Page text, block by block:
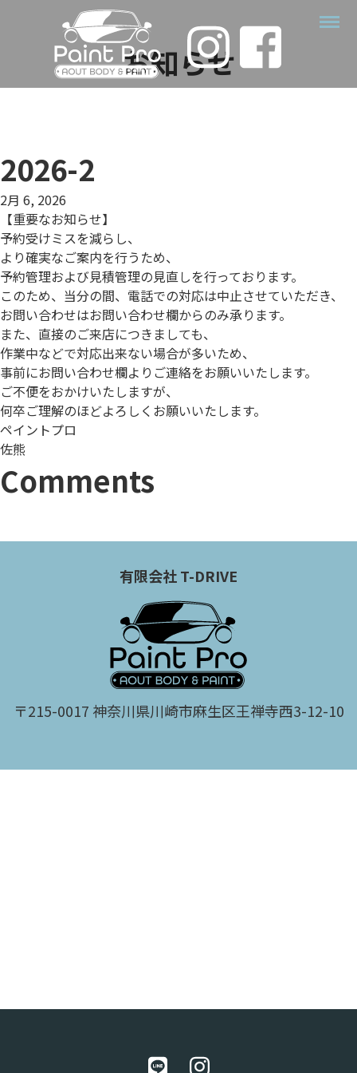
お知らせ
2026-2
2月 6, 2026
【重要なお知らせ】
予約受けミスを減らし、
より確実なご案内を行うため、
予約管理および見積管理の見直しを行っております。
このため、当分の間、電話での対応は中止させていただき、
お問い合わせはお問い合わせ欄からのみ承ります。
また、直接のご来店につきましても、
作業中などで対応出来ない場合が多いため、
事前にお問い合わせ欄よりご連絡をお願いいたします。
ご不便をおかけいたしますが、
何卒ご理解のほどよろしくお願いいたします。
ペイントプロ
佐熊
Comments
有限会社 T-DRIVE
〒215-0017 神奈川県川崎市麻生区王禅寺西3-12-10